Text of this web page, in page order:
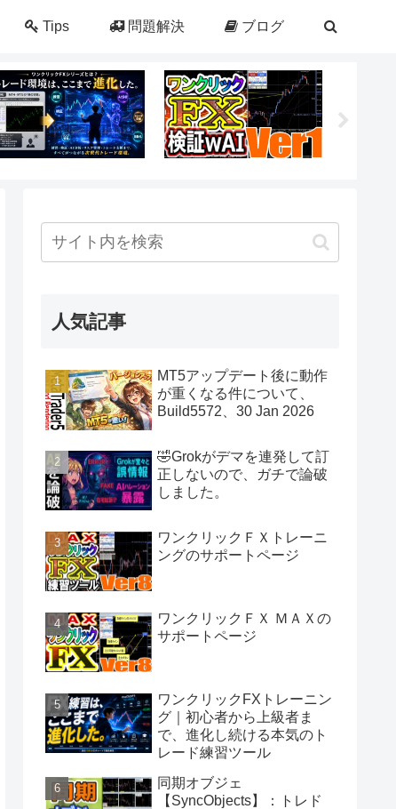
Tips 問題解決 ブログ
人気記事
MT5アップデート後に動作
が重くなる件について、
Build5572、30 Jan 2026
🤣Grokがデマを連発して訂
正しないので、ガチで論破
しました。
ワンクリックＦＸトレーニ
ングのサポートページ
ワンクリックＦＸ ＭＡＸの
サポートページ
ワンクリックFXトレーニン
グ｜初心者から上級者ま
で、進化し続ける本気のト
レード練習ツール
同期オブジェ
【SyncObjects】：トレド